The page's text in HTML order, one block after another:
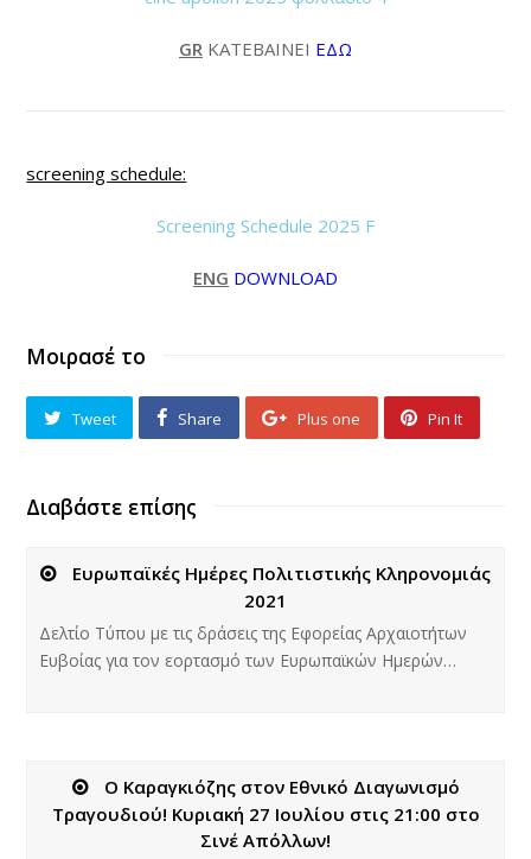
GR KATEBAINEI ΕΔΩ
screening schedule:
Screening Schedule 2025 F
ENG DOWNLOAD
Μοιρασέ το
Tweet Share Plus one Pin It
Διαβάστε επίσης
Ευρωπαϊκές Ημέρες Πολιτιστικής Κληρονομιάς
2021
Δελτίο Τύπου με τις δράσεις της Εφορείας Αρχαιοτήτων
Ευβοίας για τον εορτασμό των Ευρωπαϊκών Ημερών…
Ο Καραγκιόζης στον Εθνικό Διαγωνισμό
Τραγουδιού! Κυριακή 27 Ιουλίου στις 21:00 στο
Σινέ Απόλλων!